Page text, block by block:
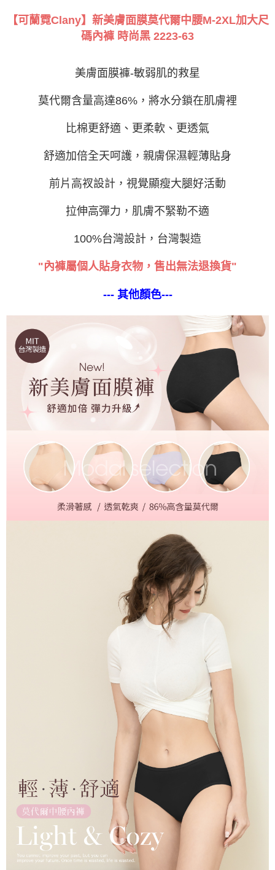
權轉讓予恩沛科技股份有限公司。
２．關於個人資料處理事宜，請瀏覽以下網址：
https://aftee.tw/terms/#terms3
４．使用「AFTEE先享後付」時，將依據個別帳號之用戶狀況，依本公司即
請求用戶進行身份認證。
恩沛科技股份有限公司將有權停止該用戶之使用額度並採取法律行動。
Global Shipping 查看運費
【可蘭霓Clany】新美膚面膜莫代爾中腰M-2XL加大尺
碼內褲 時尚黑 2223-63
美膚面膜褲-敏弱肌的救星
莫代爾含量高達86%，將水分鎖在肌膚裡
比棉更舒適、更柔軟、更透氣
舒適加倍全天呵護，親膚保濕輕薄貼身
前片高衩設計，視覺顯瘦大腿好活動
拉伸高彈力，肌膚不緊勒不適
100%台灣設計，台灣製造
"內褲屬個人貼身衣物，售出無法退換貨"
--- 其他顏色---